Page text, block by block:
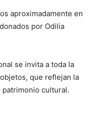
aproximadamente en
por Odilia
se invita a toda la
que reflejan la
cultural.